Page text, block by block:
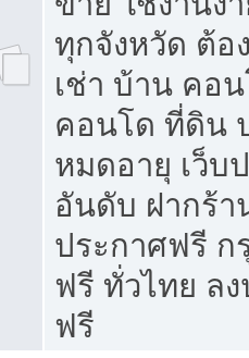
ทุกจังหวัด ต้อ
เช่า บ้าน คอ
คอนโด ที่ดิน
หมดอายุ เว็บ
อันดับ ฝากร้า
ประกาศฟรี ก
ฟรี ทั่วไทย ล
ฟรี